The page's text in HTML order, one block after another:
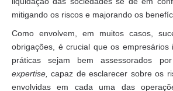
mitigando os riscos e majorando os
Como envolvem, em muitos casos,
obrigações, é crucial que os empresários
práticas sejam bem assessorados
expertise,capaz de esclarecer sobre os
envolvidas em cada uma das